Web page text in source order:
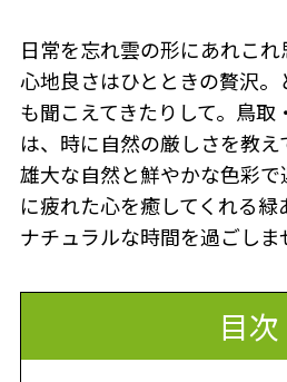
日常を忘れ雲の形にあれこ
心地良さはひとときの贅沢。
も聞こえてきたりして。鳥取
は、時に自然の厳しさを教
雄大な自然と鮮やかな色彩で
に疲れた心を癒してくれる
ナチュラルな時間を過ごしま
目次